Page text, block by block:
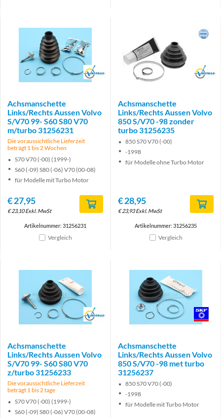
Brand
Achsmanschette
Links/Rechts Aussen Volvo
S/V70 99- S60 S80 V70
m/turbo 31256231
Die voraussichtliche Lieferzeit
beträgt 1 bis 2 Wochen
S70 V70 (-00) (1999-)
S60 (-09) S80 (-06) V70 (00-08)
für Modelle mit Turbo Motor
€27,95
€23,10 Exkl. MwSt
Artikelnummer: 31256231
Vergleich
Brand
Achsmanschette
Links/Rechts Aussen Volvo
850 S/V70 -98 zonder
turbo 31256235
850 S70 V70 (-00)
-1998
für Modelle ohne Turbo Motor
€28,95
€23,93 Exkl. MwSt
Artikelnummer: 31256235
Vergleich
Brand
Achsmanschette
Links/Rechts Aussen Volvo
S/V70 99- S60 S80 V70
z/turbo 31256233
Die voraussichtliche Lieferzeit
beträgt 1 bis 2 tage
S70 V70 (-00) (1999-)
S60 (-09) S80 (-06) V70 (00-08)
Brand
Achsmanschette
Links/Rechts Aussen Volvo
850 S/V70 -98 met turbo
31256237
850 S70 V70 (-00)
-1998
für Modelle mit Turbo Motor